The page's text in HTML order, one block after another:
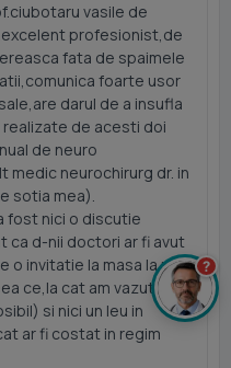
vasile de
profesionist,de
fata de spaimele
foarte usor
darul de a insufla
de acesti doi
de neuro
medic neurochirurg dr. in
sotia mea).
fost nici o discutie
ca d-nii doctori ar fi avut
o invitatie la masa la un
ce,la cat am vazut ca
si nici un leu in
ar fi costat in regim
?